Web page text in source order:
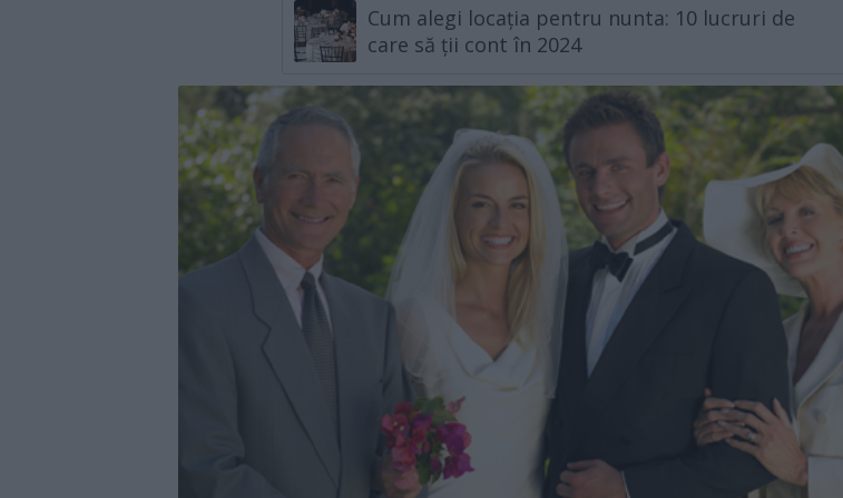
Cum alegi locația pentru nunta: 10 lucruri de
care să ții cont în 2024